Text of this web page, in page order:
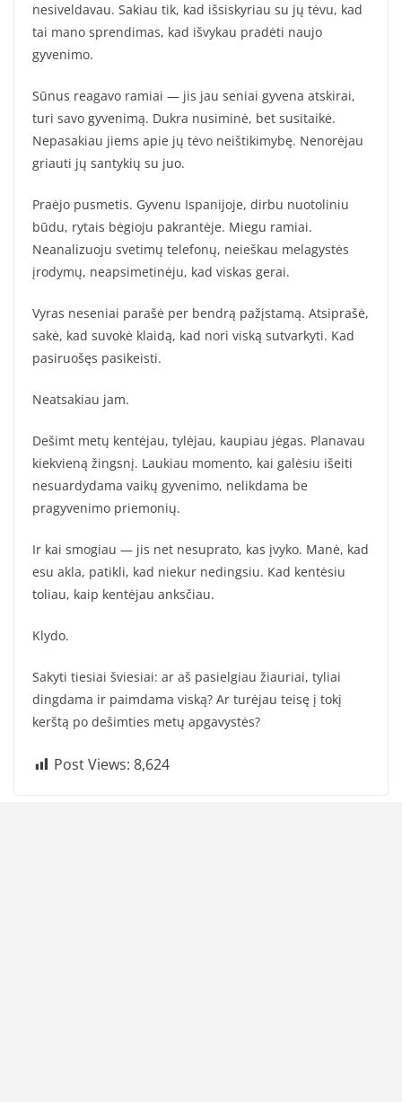
nesiveldavau. Sakiau tik, kad išsiskyriau su jų tėvu, kad
tai mano sprendimas, kad išvykau pradėti naujo
gyvenimo.
Sūnus reagavo ramiai — jis jau seniai gyvena atskirai,
turi savo gyvenimą. Dukra nusiminė, bet susitaikė.
Nepasakiau jiems apie jų tėvo neištikimybę. Nenorėjau
griauti jų santykių su juo.
Praėjo pusmetis. Gyvenu Ispanijoje, dirbu nuotoliniu
būdu, rytais bėgioju pakrantėje. Miegu ramiai.
Neanalizuoju svetimų telefonų, neieškau melagystės
įrodymų, neapsimetinėju, kad viskas gerai.
Vyras neseniai parašė per bendrą pažįstamą. Atsiprašė,
sakė, kad suvokė klaidą, kad nori viską sutvarkyti. Kad
pasiruošęs pasikeisti.
Neatsakiau jam.
Dešimt metų kentėjau, tylėjau, kaupiau jėgas. Planavau
kiekvieną žingsnį. Laukiau momento, kai galėsiu išeiti
nesuardydama vaikų gyvenimo, nelikdama be
pragyvenimo priemonių.
Ir kai smogiau — jis net nesuprato, kas įvyko. Manė, kad
esu akla, patikli, kad niekur nedingsiu. Kad kentėsiu
toliau, kaip kentėjau anksčiau.
Klydo.
Sakyti tiesiai šviesiai: ar aš pasielgiau žiauriai, tyliai
dingdama ir paimdama viską? Ar turėjau teisę į tokį
kerštą po dešimties metų apgavystės?
Post Views: 8,624